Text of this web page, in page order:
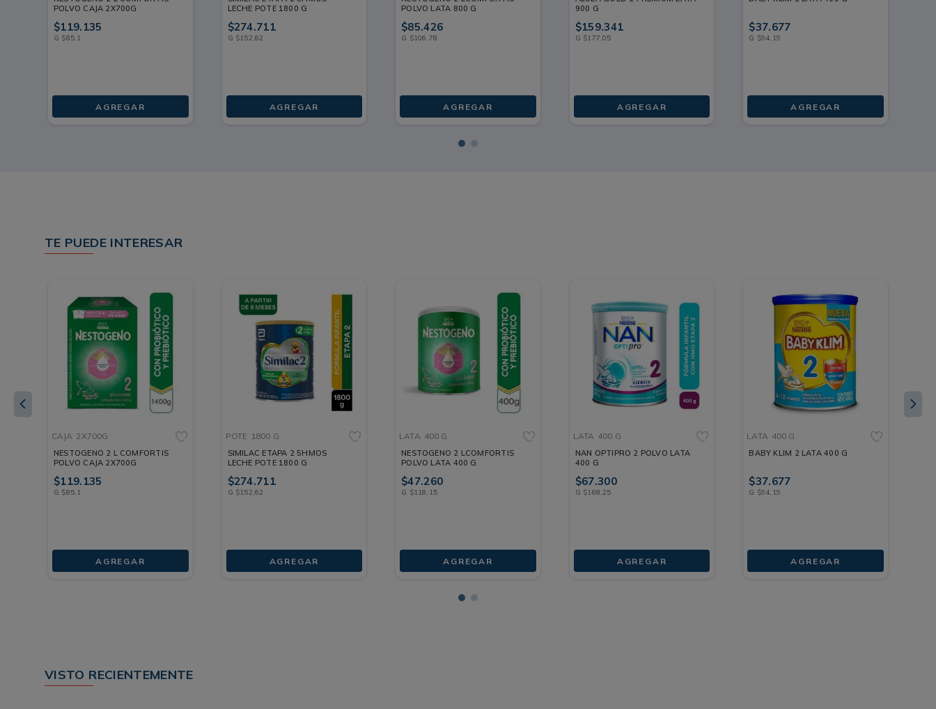
POLVO CAJA 2X700G
$119. 135
G $85,1
AGREGAR
LECHE POTE 1800 G
$274.711
G $152,62
AGREGAR
POLVO LATA 800 G
$85.426
G $106,78
AGREGAR
900 G
$159.341
G $177,05
AGREGAR
$37.677
G $94, 19
AGREGAR
TE PUEDE INTERESAR
CAJA 2X700G
NESTOGENO 2 L COMFORTIS
POLVO CAJA 2X700G
$119. 135
G $85,1
AGREGAR
POTE 1800 G
SIMILAC ETAPA 2 5HMOS
LECHE POTE 1800 G
$274.711
G $152,62
AGREGAR
LATA 400 G
NESTOGENO 2 LCOMFORTIS
POLVO LATA 400 G
$47.260
G $118, 15
AGREGAR
LATA 400 G
NAN OPTIPRO 2 POLVO LATA
400 G
$67.300
G $168,25
AGREGAR
LATA 400 G
BABY KLIM 2 LATA 400 G
$37.677
G $94, 19
AGREGAR
VISTO RECIENTEMENTE